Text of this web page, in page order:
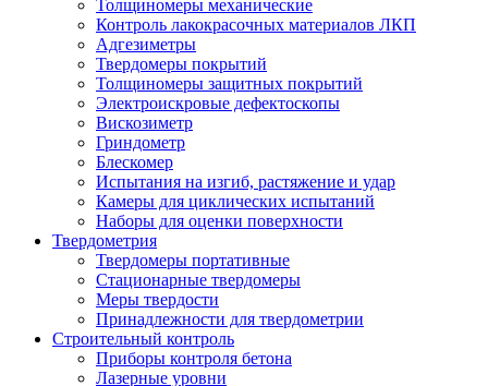
Толщиномеры механические
Контроль лакокрасочных материалов ЛКП
Адгезиметры
Твердомеры покрытий
Толщиномеры защитных покрытий
Электроискровые дефектоскопы
Вискозиметр
Гриндометр
Блескомер
Испытания на изгиб, растяжение и удар
Камеры для циклических испытаний
Наборы для оценки поверхности
Твердометрия
Твердомеры портативные
Стационарные твердомеры
Меры твердости
Принадлежности для твердометрии
Строительный контроль
Приборы контроля бетона
Лазерные уровни